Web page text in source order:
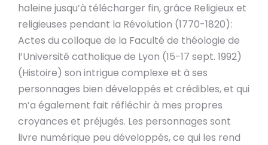
haleine jusqu’à télécharger fin, grâce Religieux et
religieuses pendant la Révolution (1770-1820):
Actes du colloque de la Faculté de théologie de
l’Université catholique de Lyon (15-17 sept. 1992)
(Histoire) son intrigue complexe et à ses
personnages bien développés et crédibles, et qui
m’a également fait réfléchir à mes propres
croyances et préjugés. Les personnages sont
livre numérique peu développés, ce qui les rend